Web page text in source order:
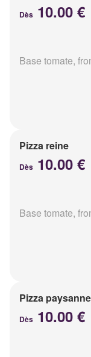
Dès 10.00 €
Base tomate,
Pizza reine
Dès 10.00 €
Base tomate,
Pizza paysanne
Dès 10.00 €